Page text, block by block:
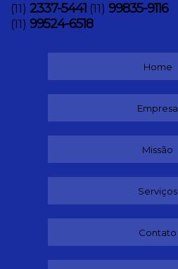
(11) 2337-5441 (11) 99835-9116
(11) 99524-6518
Home
Empresa
Missão
Serviços
Contato